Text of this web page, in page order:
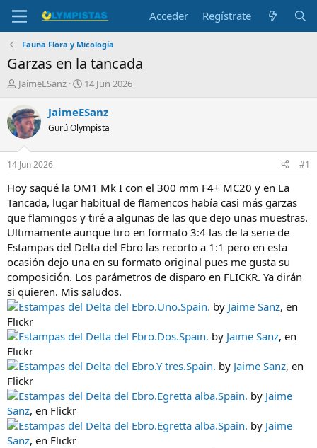
Acceder Regístrate
Fauna Flora y Micología
Garzas en la tancada
I
i
c
i
a
d
o
r
d
e
l
t
e
m
a
JaimeESanz
F
c
a
i
n
c
i
o
14 Jun 2026
JaimeESanz
Gurú Olympista
14 Jun 2026 #1
Hoy saqué la OM1 Mk I con el 300 mm F4+ MC20 y en La
Tancada, lugar habitual de flamencos había casi más garzas
que flamingos y tiré a algunas de las que dejo unas muestras.
Ultimamente aunque tiro en formato 3:4 las de la serie de
Estampas del Delta del Ebro las recorto a 1:1 pero en esta
ocasión dejo una en su formato original pues me gusta su
composición. Los parámetros de disparo en FLICKR. Ya dirán
si quieren. Mis saludos.
Estampas del Delta del Ebro.Uno.Spain. by Jaime Sanz, en
Flickr
Estampas del Delta del Ebro.Dos.Spain. by Jaime Sanz, en
Flickr
Estampas del Delta del Ebro.Y tres.Spain. by Jaime Sanz, en
Flickr
Estampas del Delta del Ebro.Egretta alba.Spain. by Jaime
Sanz, en Flickr
Estampas del Delta del Ebro.Egretta alba.Spain. by Jaime
Sanz, en Flickr